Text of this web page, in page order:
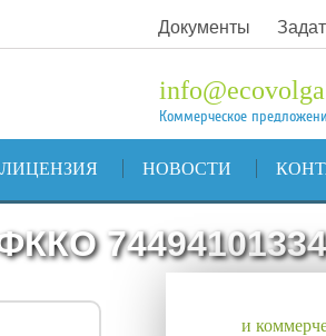
Документы
Коммерческое
ЛИЦЕНЗИЯ НОВОСТИ
74494101334
и